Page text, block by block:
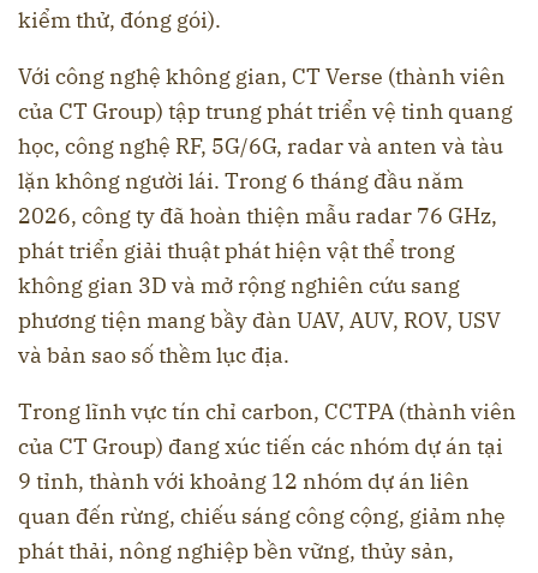
kiểm thử, đóng gói).
Với công nghệ không gian, CT Verse (thành viên
của CT Group) tập trung phát triển vệ tinh quang
học, công nghệ RF, 5G/6G, radar và anten và tàu
lặn không người lái. Trong 6 tháng đầu năm
2026, công ty đã hoàn thiện mẫu radar 76 GHz,
phát triển giải thuật phát hiện vật thể trong
không gian 3D và mở rộng nghiên cứu sang
phương tiện mang bầy đàn UAV, AUV, ROV, USV
và bản sao số thềm lục địa.
Trong lĩnh vực tín chỉ carbon, CCTPA (thành viên
của CT Group) đang xúc tiến các nhóm dự án tại
9 tỉnh, thành với khoảng 12 nhóm dự án liên
quan đến rừng, chiếu sáng công cộng, giảm nhẹ
phát thải, nông nghiệp bền vững, thủy sản,